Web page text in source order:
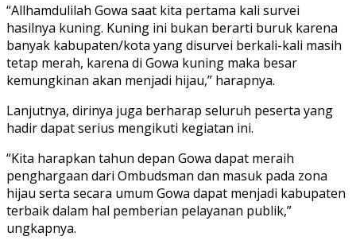
“Allhamdulilah Gowa saat kita pertama kali survei
hasilnya kuning. Kuning ini bukan berarti buruk karena
banyak kabupaten/kota yang disurvei berkali-kali masih
tetap merah, karena di Gowa kuning maka besar
kemungkinan akan menjadi hijau,” harapnya.
Lanjutnya, dirinya juga berharap seluruh peserta yang
hadir dapat serius mengikuti kegiatan ini.
“Kita harapkan tahun depan Gowa dapat meraih
penghargaan dari Ombudsman dan masuk pada zona
hijau serta secara umum Gowa dapat menjadi kabupaten
terbaik dalam hal pemberian pelayanan publik,”
ungkapnya.